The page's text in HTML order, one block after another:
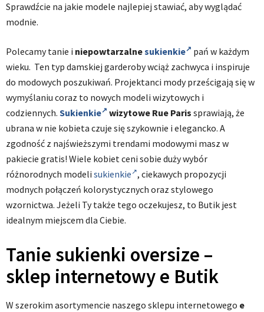
Sprawdźcie na jakie modele najlepiej stawiać, aby wyglądać
modnie.
Polecamy tanie i niepowtarzalnesukienkie
pań w każdym
wieku. Ten typ damskiej garderoby wciąż zachwyca i inspiruje
do modowych poszukiwań. Projektanci mody prześcigają się w
wymyślaniu coraz to nowych modeli wizytowych i
codziennych. Sukienkie wizytowe Rue Paris sprawiają, że
ubrana w nie kobieta czuje się szykownie i elegancko. A
zgodność z najświeższymi trendami modowymi masz w
pakiecie gratis! Wiele kobiet ceni sobie duży wybór
różnorodnych modeli sukienkie , ciekawych propozycji
modnych połączeń kolorystycznych oraz stylowego
wzornictwa. Jeżeli Ty także tego oczekujesz, to Butik jest
idealnym miejscem dla Ciebie.
Tanie sukienki oversize –
sklep internetowy e Butik
W szerokim asortymencie naszego sklepu internetowego e